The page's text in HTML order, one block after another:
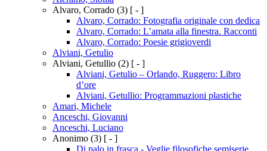
Alvaro, Corrado (3) [ - ]
Alvaro, Corrado: Fotografia originale con dedica
Alvaro, Corrado: L’amata alla finestra. Racconti
Alvaro, Corrado: Poesie grigioverdi
Alviani, Getulio
Alviani, Getullio (2) [ - ]
Alviani, Getulio – Orlando, Ruggero: Libro
d’ore
Alviani, Getullio: Programmazioni plastiche
Amari, Michele
Anceschi, Giovanni
Anceschi, Luciano
Anonimo (3) [ - ]
Di palo in frasca - Veglie filosofiche semiserie